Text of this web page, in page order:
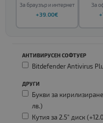
За браузър и интернет
+39.00€
За
АНТИВИРУСЕН СОФТУЕР
Bitdefender Antivirus
ДРУГИ
Букви за
лв.)
Кутия за 2.5" диск